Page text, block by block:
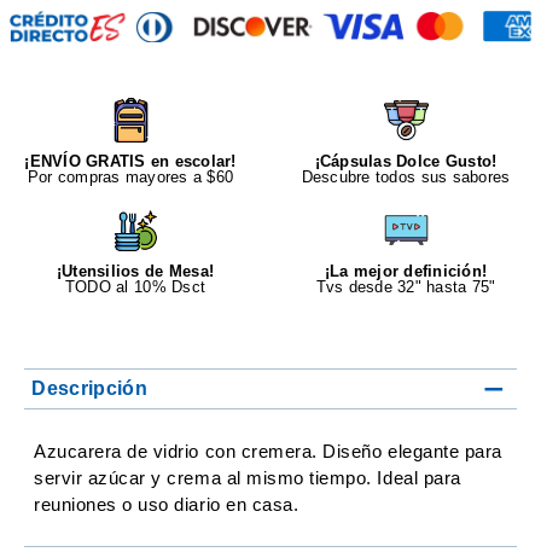
¡ENVÍO GRATIS en escolar!
Por compras mayores a $60
¡Cápsulas Dolce Gusto!
Descubre todos sus sabores
¡Utensilios de Mesa!
TODO al 10% Dsct
¡La mejor definición!
Tvs desde 32" hasta 75"
Descripción
Azucarera de vidrio con cremera. Diseño elegante para
servir azúcar y crema al mismo tiempo. Ideal para
reuniones o uso diario en casa.